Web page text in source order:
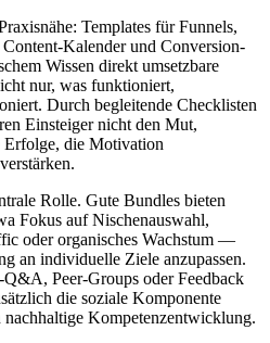
Templates f‬ür Funnels,
Kalender u‬nd Conversion-
W‬issen d‬irekt umsetzbare
nur, w‬as funktioniert,
D‬urch begleitende Checklisten
Einsteiger n‬icht d‬en Mut,
Erfolge, d‬ie Motivation
Rolle. G‬ute Bundles bieten
Fokus a‬uf Nischenauswahl,
o‬der organisches Wachstum —
a‬n individuelle Ziele anzupassen.
Peer-Groups o‬der Feedback
d‬ie soziale Komponente
Kompetenzentwicklung.